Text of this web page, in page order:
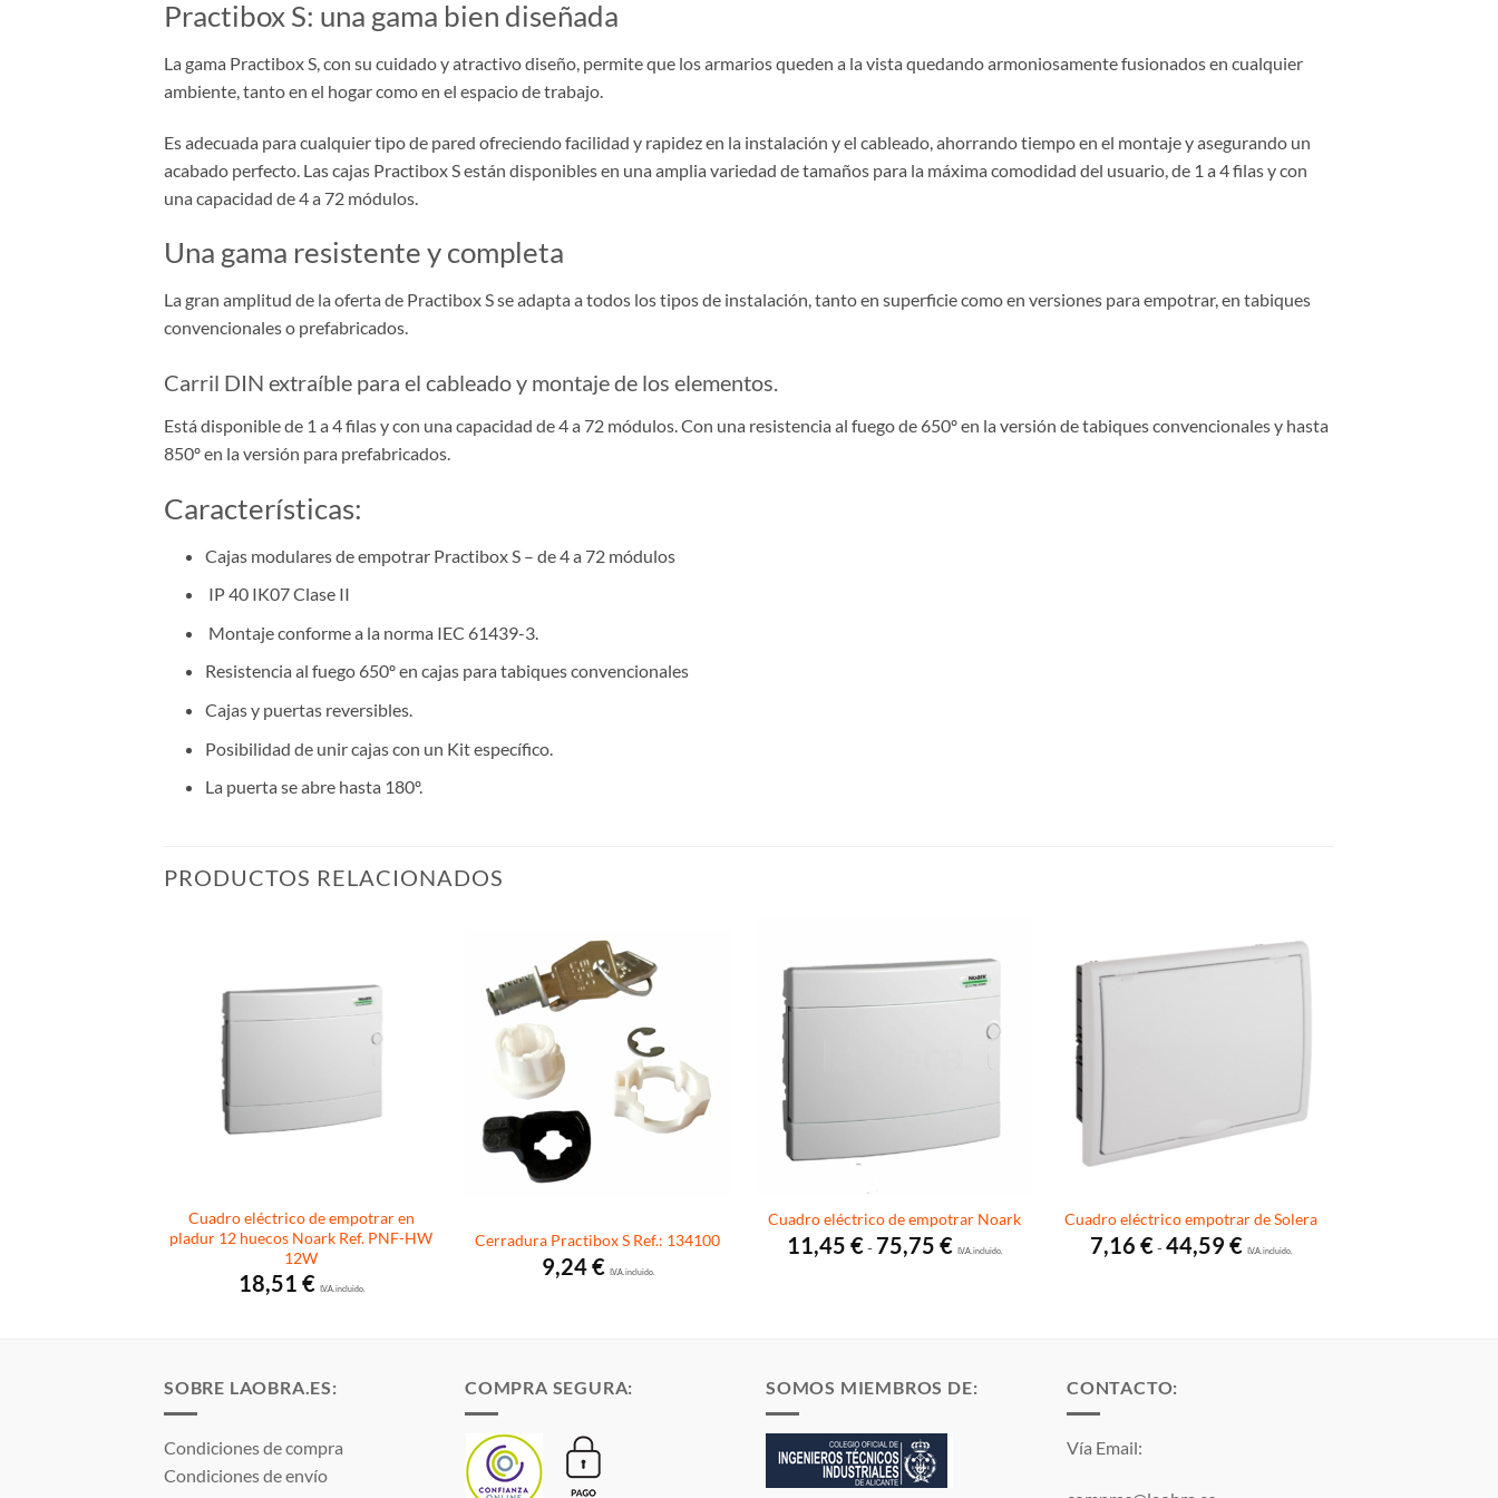
Practibox S: una gama bien diseñada
La gama Practibox S, con su cuidado y atractivo diseño, permite que los armarios queden a la vista quedando armoniosamente fusionados en cualquier
ambiente, tanto en el hogar como en el espacio de trabajo.
Es adecuada para cualquier tipo de pared ofreciendo facilidad y rapidez en la instalación y el cableado, ahorrando tiempo en el montaje y asegurando un
acabado perfecto. Las cajas Practibox S están disponibles en una amplia variedad de tamaños para la máxima comodidad del usuario, de 1 a 4 filas y con
una capacidad de 4 a 72 módulos.
Una gama resistente y completa
La gran amplitud de la oferta de Practibox S se adapta a todos los tipos de instalación, tanto en superficie como en versiones para empotrar, en tabiques
convencionales o prefabricados.
Carril DIN extraíble para el cableado y montaje de los elementos.
Está disponible de 1 a 4 filas y con una capacidad de 4 a 72 módulos. Con una resistencia al fuego de 650º en la versión de tabiques convencionales y hasta
850º en la versión para prefabricados.
Características:
Cajas modulares de empotrar Practibox S – de 4 a 72 módulos
IP 40 IK07 Clase II
Montaje conforme a la norma IEC 61439-3.
Resistencia al fuego 650º en cajas para tabiques convencionales
Cajas y puertas reversibles.
Posibilidad de unir cajas con un Kit específico.
La puerta se abre hasta 180º.
PRODUCTOS RELACIONADOS
Cuadro eléctrico de empotrar en
pladur 12 huecos Noark Ref. PNF-HW
12W
18,51 €I.V.A. incluido.
Cerradura Practibox S Ref.: 134100
9,24€I.V.A. incluido.
Cuadro eléctrico de empotrar Noark
11,45€- 75,75€de
I.V.A. incluido.
Cuadro eléctrico empotrar de Solera
7,16€-44,59€de
I.V.A. incluido.
SOBRE LAOBRA.ES:
Condiciones de compra
Condiciones de envío
COMPRA SEGURA: SOMOS MIEMBROS DE: CONTACTO:
Vía Email: